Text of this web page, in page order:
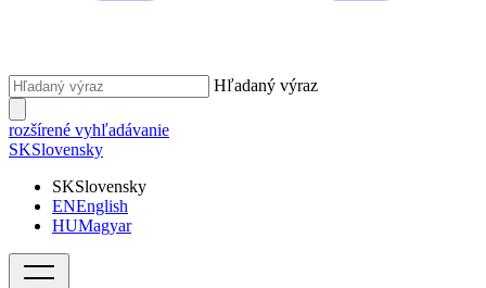
Hľadaný výraz
rozšírené vyhľadávanie
SKSlovensky
SKSlovensky
ENEnglish
HUMagyar